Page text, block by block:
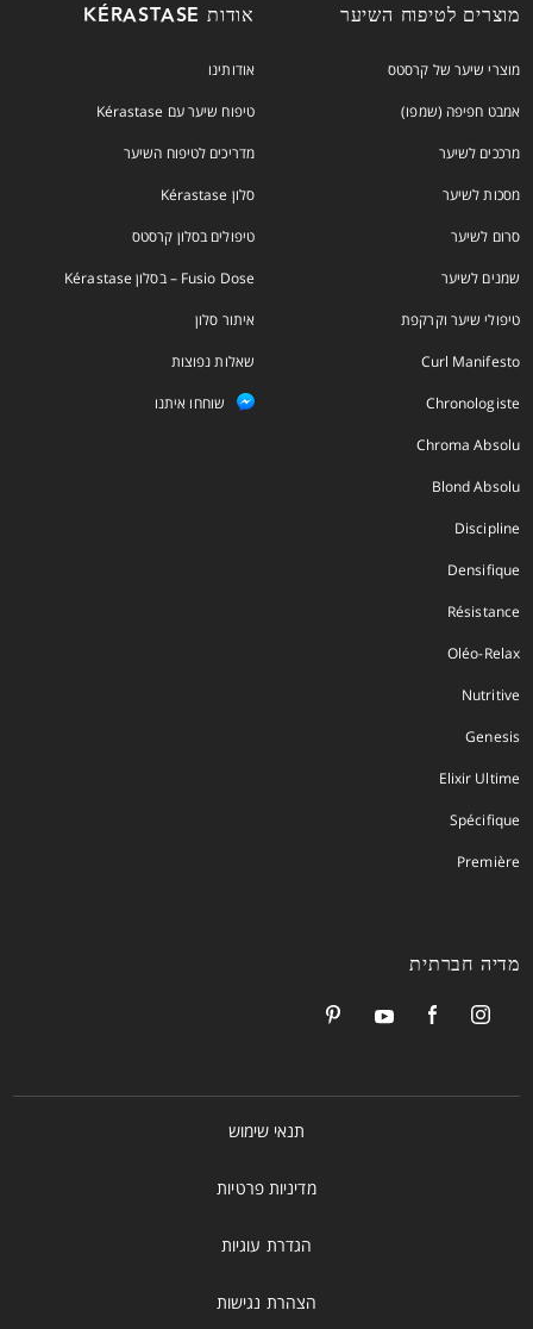
מוצרים לטיפוח השיער
מוצרי שיער של קרסטס
אמבט חפיפה (שמפו)
מרככים לשיער
מסכות לשיער
סרום לשיער
שמנים לשיער
טיפולי שיער וקרקפת
Curl Manifesto
Chronologiste
Chroma Absolu
Blond Absolu
Discipline
Densifique
Résistance
Oléo-Relax
Nutritive
Genesis
Elixir Ultime
Spécifique
Première
אודות KÉRASTASE
אודותינו
טיפוח שיער עם Kérastase
מדריכים לטיפוח השיער
סלון Kérastase
טיפולים בסלון קרסטס
Fusio Dose – בסלון Kérastase
איתור סלון
שאלות נפוצות
שוחחו איתנו
מדיה חברתית
תנאי שימוש
מדיניות פרטיות
הגדרת עוגיות
הצהרת נגישות